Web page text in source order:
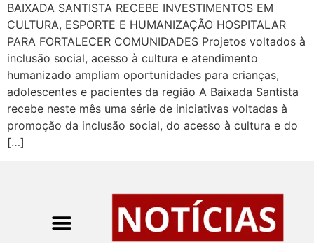
BAIXADA SANTISTA RECEBE INVESTIMENTOS EM
CULTURA, ESPORTE E HUMANIZAÇÃO HOSPITALAR
PARA FORTALECER COMUNIDADES Projetos voltados à
inclusão social, acesso à cultura e atendimento
humanizado ampliam oportunidades para crianças,
adolescentes e pacientes da região A Baixada Santista
recebe neste mês uma série de iniciativas voltadas à
promoção da inclusão social, do acesso à cultura e do
[…]